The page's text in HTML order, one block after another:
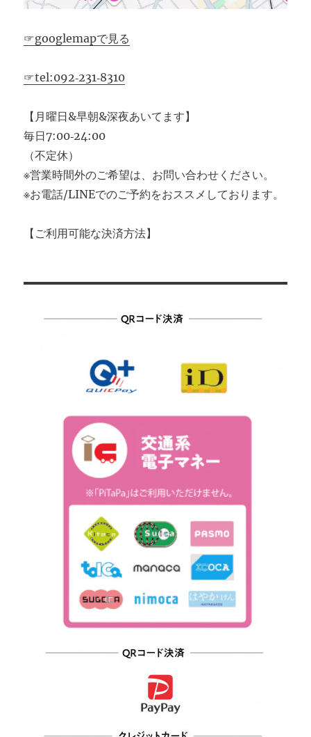
☞googlemapで見る
☞tel:092‐231‐8310
【月曜日&早朝&深夜あいてます】
毎日7:00‐24:00
（不定休）
※営業時間外のご希望は、お問い合わせください。
※お電話/LINEでのご予約をおススメしております。
【ご利用可能な決済方法】